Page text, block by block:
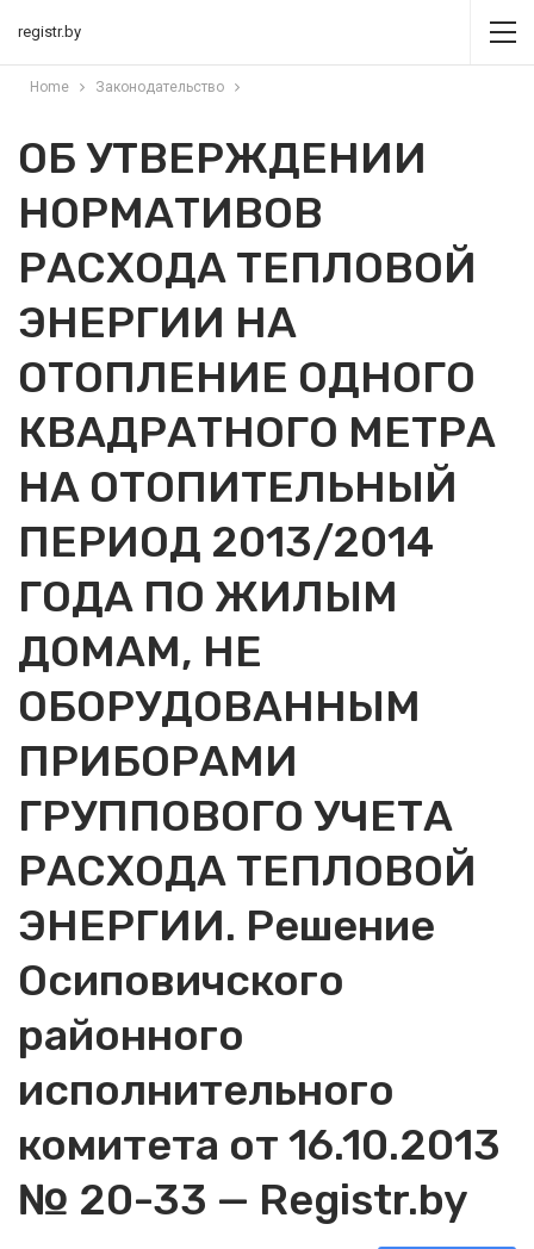
registr.by
Home Законодательство
ОБ УТВЕРЖДЕНИИ
НОРМАТИВОВ
РАСХОДА ТЕПЛОВОЙ
ЭНЕРГИИ НА
ОТОПЛЕНИЕ ОДНОГО
КВАДРАТНОГО МЕТРА
НА ОТОПИТЕЛЬНЫЙ
ПЕРИОД 2013/2014
ГОДА ПО ЖИЛЫМ
ДОМАМ, НЕ
ОБОРУДОВАННЫМ
ПРИБОРАМИ
ГРУППОВОГО УЧЕТА
РАСХОДА ТЕПЛОВОЙ
ЭНЕРГИИ. Решение
Осиповичского
районного
исполнительного
комитета от 16.10.2013
№ 20-33 — Registr.by